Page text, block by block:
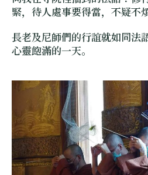
緊，待人處事要得當，不疑不
長老及尼師們的行誼就如同法
心靈飽滿的一天。